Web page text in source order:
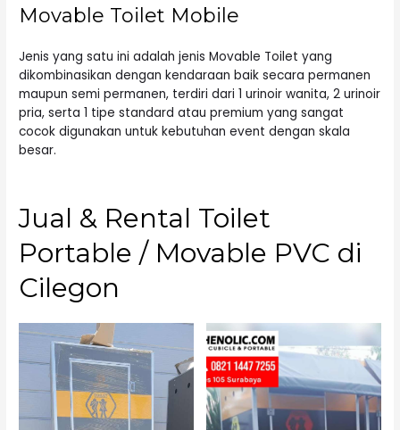
Movable Toilet Mobile
Jenis yang satu ini adalah jenis Movable Toilet yang
dikombinasikan dengan kendaraan baik secara permanen
maupun semi permanen, terdiri dari 1 urinoir wanita, 2 urinoir
pria, serta 1 tipe standard atau premium yang sangat
cocok digunakan untuk kebutuhan event dengan skala
besar.
Jual & Rental Toilet
Portable / Movable PVC di
Cilegon